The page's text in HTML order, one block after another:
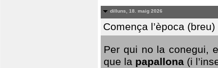
dilluns, 18. maig 2026
Comença l’època
Per qui no la conegui,
que la papallona (i